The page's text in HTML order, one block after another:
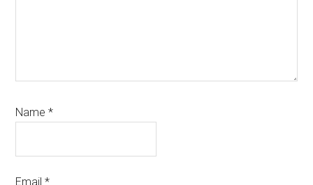
Name*
Email*